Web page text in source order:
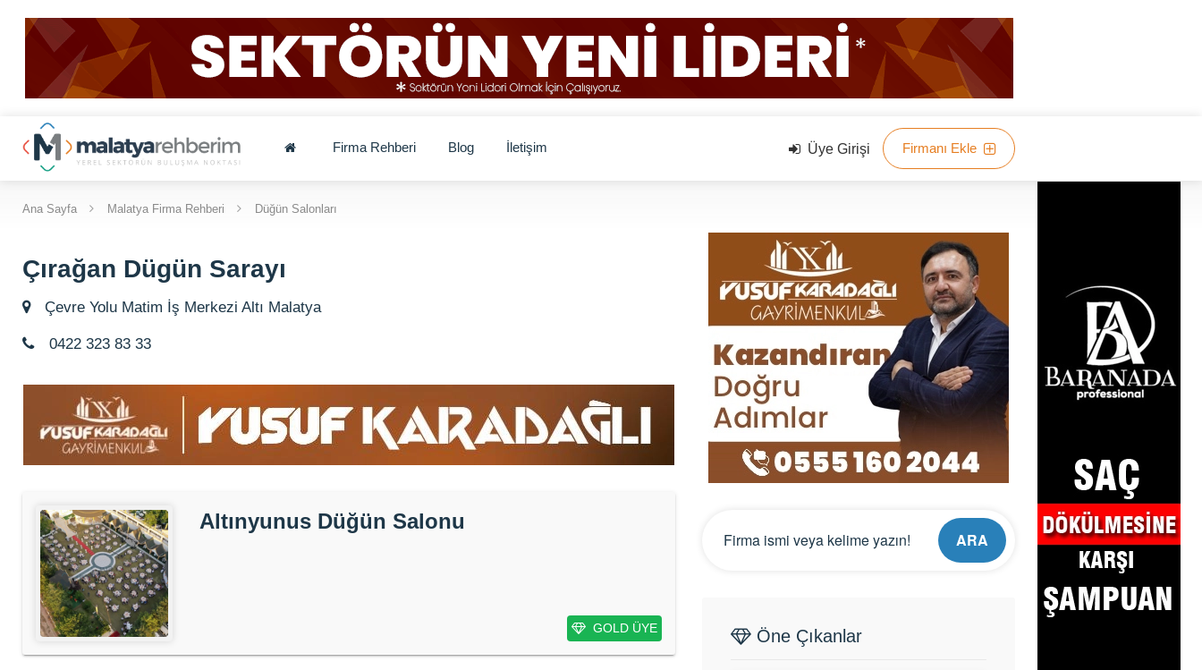
Firma Rehberi Blog İletişim Üye Girişi Firmanı Ekle
Ana Sayfa Malatya Firma Rehberi Düğün Salonları
Çırağan Dügün Sarayı
Çevre Yolu Matim İş Merkezi Altı Malatya
0422 323 83 33
Altınyunus Düğün Salonu
GOLD ÜYE
ARA
Öne Çıkanlar